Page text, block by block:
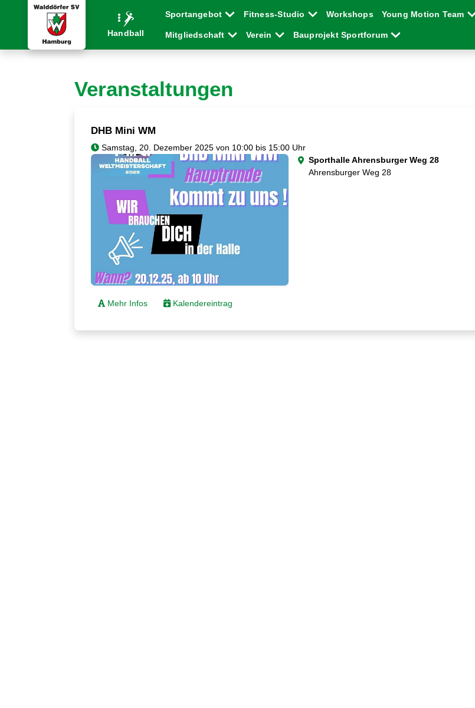
Handball
Sportangebot Fitness-Studio Workshops Young Motion Team
Mitgliedschaft Verein Bauprojekt Sportforum
Veranstaltungen
DHB Mini WM
Samstag, 20. Dezember 2025 von 10:00 bis 15:00 Uhr
Sporthalle Ahrensburger Weg 28
Ahrensburger Weg 28
Mehr Infos Kalendereintrag